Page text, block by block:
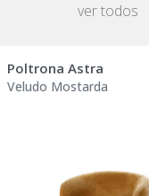
ver todos
Poltrona Astra
Veludo Mostarda